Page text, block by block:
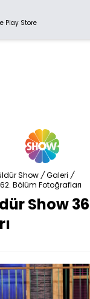
Play Store
Show / Galeri /
Bölüm Fotoğrafları
Show